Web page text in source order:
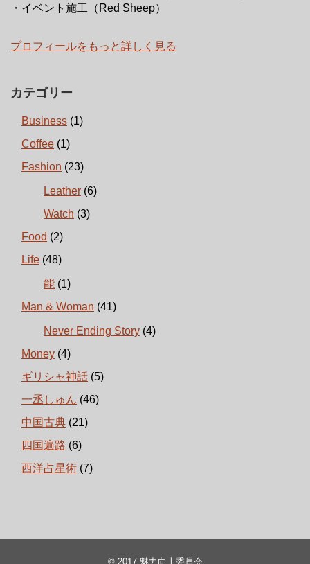
・イベント施工（Red Sheep）
プロフィールをもっと詳しく見る
カテゴリー
Business (1)
Coffee (1)
Fashion (23)
Leather (6)
Watch (3)
Food (2)
Life (48)
能 (1)
Man & Woman (41)
Never Ending Story (4)
Money (4)
ギリシャ神話 (5)
一丞しゅん (46)
中国古典 (21)
四国遍路 (6)
西洋占星術 (7)
© 2017 魅力向上委員会